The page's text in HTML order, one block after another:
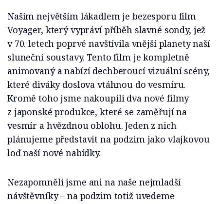
Naším největším lákadlem je bezesporu film
Voyager, který vypráví příběh slavné sondy, jež
v 70. letech poprvé navštívila vnější planety naší
sluneční soustavy. Tento film je kompletně
animovaný a nabízí dechberoucí vizuální scény,
které diváky doslova vtáhnou do vesmíru.
Kromě toho jsme nakoupili dva nové filmy
z japonské produkce, které se zaměřují na
vesmír a hvězdnou oblohu. Jeden z nich
plánujeme představit na podzim jako vlajkovou
loď naší nové nabídky.
Nezapomněli jsme ani na naše nejmladší
návštěvníky – na podzim totiž uvedeme